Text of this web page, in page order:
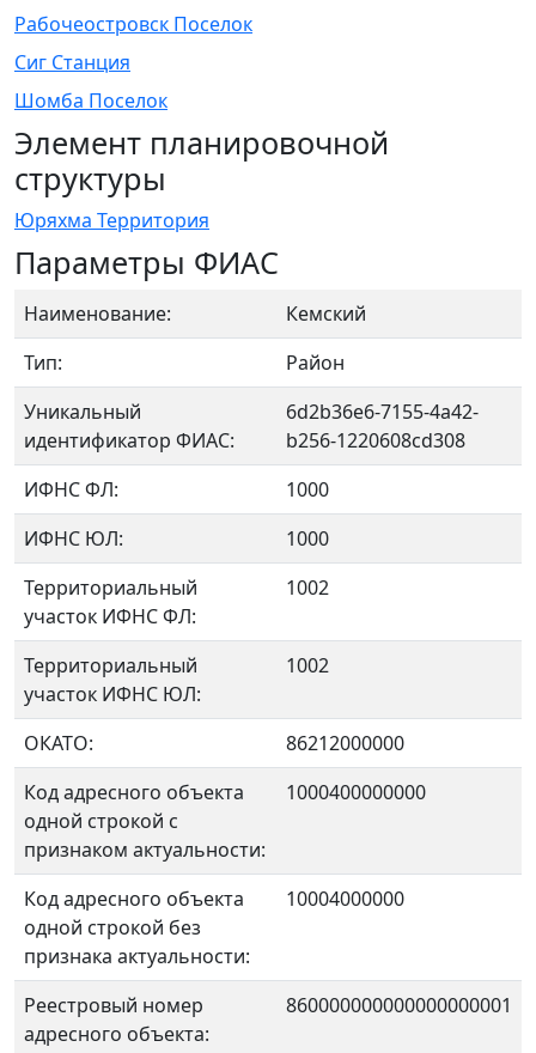
Рабочеостровск Поселок
Сиг Станция
Шомба Поселок
Элемент планировочной
структуры
Юряхма Территория
Параметры ФИАС
Наименование:
Кемский
Тип:
Район
Уникальный
идентификатор ФИАС:
6d2b36e6-7155-4a42-
b256-1220608cd308
ИФНС ФЛ:
1000
ИФНС ЮЛ:
1000
Территориальный
участок ИФНС ФЛ:
1002
Территориальный
участок ИФНС ЮЛ:
1002
ОКАТО:
86212000000
Код адресного объекта
одной строкой с
признаком актуальности:
1000400000000
Код адресного объекта
одной строкой без
признака актуальности:
10004000000
Реестровый номер
адресного объекта:
860000000000000000001